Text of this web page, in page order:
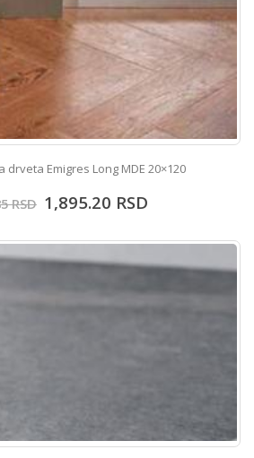
drveta Emigres Long MDE 20×120
RSD 1,895.20 RSD